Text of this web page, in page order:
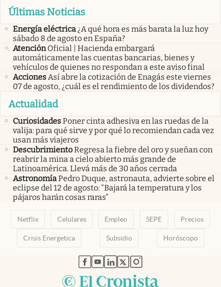
Últimas Noticias
Energía eléctrica¿A qué hora es más barata la luz hoy
sábado 8 de agosto en España?
Atención Oficial | Hacienda embargará
automáticamente las cuentas bancarias, bienes y
vehículos de quienes no respondan a este aviso final
AccionesAsí abre la cotización de Enagás este viernes
07 de agosto, ¿cuál es el rendimiento de los dividendos?
Actualidad
CuriosidadesPoner cinta adhesiva en las ruedas de la
valija: para qué sirve y por qué lo recomiendan cada vez
usan más viajeros
DescubrimientoRegresa la fiebre del oro y sueñan con
reabrir la mina a cielo abierto más grande de
Latinoamérica. Llevá más de 30 años cerrada
AstronomíaPedro Duque, astronauta, advierte sobre el
eclipse del 12 de agosto: “Bajará la temperatura y los
pájaros harán cosas raras”
Netflix Celulares Empleo SEPE Precios
Crisis Energetica Subsidio Horóscopo
abre en nueva pestaña
abre en nueva pestaña
abre en nueva pestaña
abre en nueva pestaña
abre en nueva pestaña